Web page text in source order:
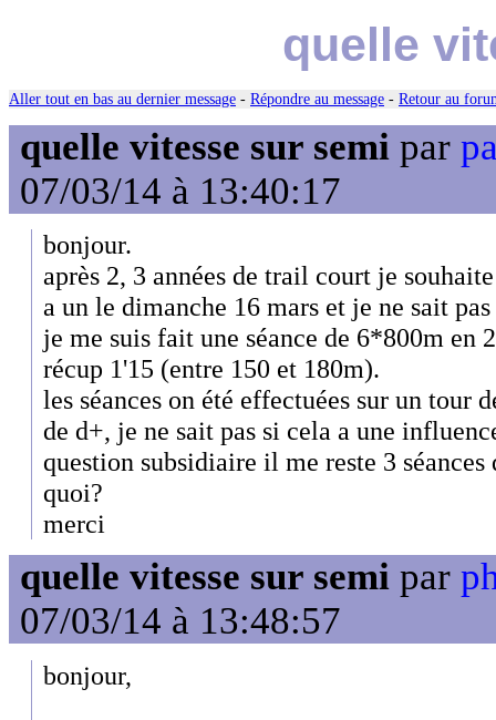
quelle
Aller tout en bas au dernier message - Répondre au message - Retour au
quelle vitesse sur semi par
07/03/14 à 13:40:17
bonjour.
après 2, 3 années de trail court je
a un le dimanche 16 mars et je ne sait
je me suis fait une séance de 6*800m en
récup 1'15 (entre 150 et 180m).
les séances on été effectuées sur un tour
de d+, je ne sait pas si cela a une
question subsidiaire il me reste 3
quoi?
merci
quelle vitesse sur semi par
07/03/14 à 13:48:57
bonjour,